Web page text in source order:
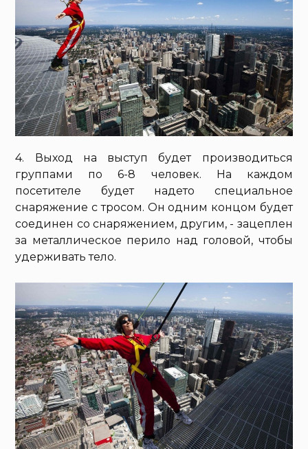
4. Выход на выступ будет производиться
группами по 6-8 человек. На каждом
посетителе будет надето специальное
снаряжение с тросом. Он одним концом будет
соединен со снаряжением, другим, - зацеплен
за металлическое перило над головой, чтобы
удерживать тело.